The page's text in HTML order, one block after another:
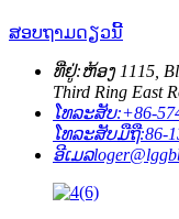
ສອບຖາມດຽວນີ້
ທີ່ຢູ່:ຫ້ອງ 1115,
Third Ring East
ໂທລະສັບ:+86-
ໂທລະສັບມືຖື:86-
ອີເມລ